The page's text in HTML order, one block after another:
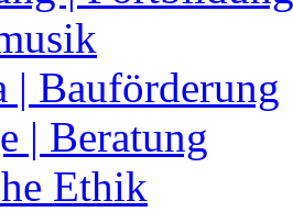
| Bauförderung
| Beratung
Ethik